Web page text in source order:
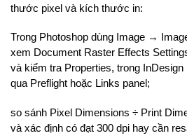
thước pixel và kích thước in:
Trong Photoshop dùng Image →
xem Document Raster Effects
và kiểm tra Properties, trong
qua Preflight hoặc Links panel;
so sánh Pixel Dimensions ÷ Print
và xác định có đạt 300 dpi hay cần